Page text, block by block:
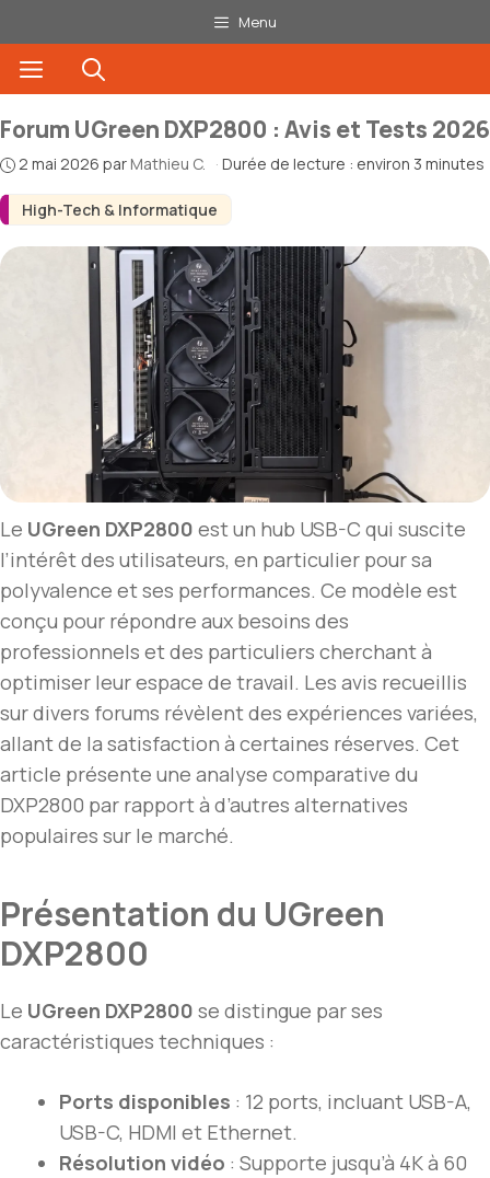
au
contenu
Menu
Menu
High-Tech & Informatique
Forum UGreen DXP2800 : Avis et Tests 2026
2 mai 2026 par Mathieu C. · Durée de lecture : environ 3 minutes
Le UGreen DXP2800 est un hub USB-C qui suscite
l’intérêt des utilisateurs, en particulier pour sa
polyvalence et ses performances. Ce modèle est
conçu pour répondre aux besoins des
professionnels et des particuliers cherchant à
optimiser leur espace de travail. Les avis recueillis
sur divers forums révèlent des expériences variées,
allant de la satisfaction à certaines réserves. Cet
article présente une analyse comparative du
DXP2800 par rapport à d’autres alternatives
populaires sur le marché.
Présentation du UGreen
DXP2800
Le UGreen DXP2800 se distingue par ses
caractéristiques techniques :
Ports disponibles : 12 ports, incluant USB-A,
USB-C, HDMI et Ethernet.
Résolution vidéo : Supporte jusqu’à 4K à 60